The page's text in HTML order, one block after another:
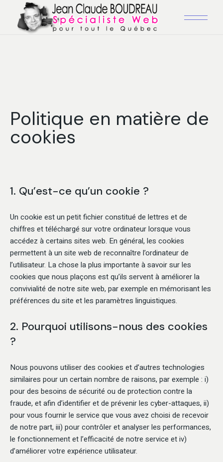
Politique en matière de
cookies
1. Qu’est-ce qu’un cookie ?
Un cookie est un petit fichier constitué de lettres et de
chiffres et téléchargé sur votre ordinateur lorsque vous
accédez à certains sites web. En général, les cookies
permettent à un site web de reconnaître l’ordinateur de
l’utilisateur. La chose la plus importante à savoir sur les
cookies que nous plaçons est qu’ils servent à améliorer la
convivialité de notre site web, par exemple en mémorisant les
préférences du site et les paramètres linguistiques.
2. Pourquoi utilisons-nous des cookies
?
Nous pouvons utiliser des cookies et d’autres technologies
similaires pour un certain nombre de raisons, par exemple : i)
pour des besoins de sécurité ou de protection contre la
fraude, et afin d’identifier et de prévenir les cyber-attaques, ii)
pour vous fournir le service que vous avez choisi de recevoir
de notre part, iii) pour contrôler et analyser les performances,
le fonctionnement et l’efficacité de notre service et iv)
d’améliorer votre expérience utilisateur.